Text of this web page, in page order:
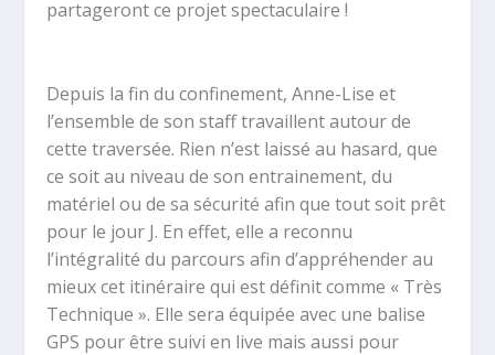
partageront ce projet spectaculaire !
Depuis la fin du confinement, Anne-Lise et
l’ensemble de son staff travaillent autour de
cette traversée. Rien n’est laissé au hasard, que
ce soit au niveau de son entrainement, du
matériel ou de sa sécurité afin que tout soit prêt
pour le jour J. En effet, elle a reconnu
l’intégralité du parcours afin d’appréhender au
mieux cet itinéraire qui est définit comme « Très
Technique ». Elle sera équipée avec une balise
GPS pour être suivi en live mais aussi pour